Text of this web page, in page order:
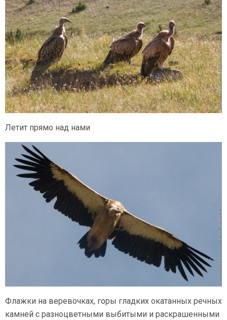
Летит прямо над нами
Флажки на веревочках, горы гладких окатанных речных
камней с разноцветными выбитыми и раскрашенными